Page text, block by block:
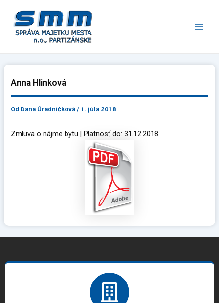
obsah
Anna Hlinková
Od Dana Úradníčková/ 1. júla 2018
Zmluva o nájme bytu | Platnosť do: 31.12.2018